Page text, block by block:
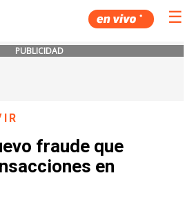
☰
PUBLICIDAD
fraude que
en